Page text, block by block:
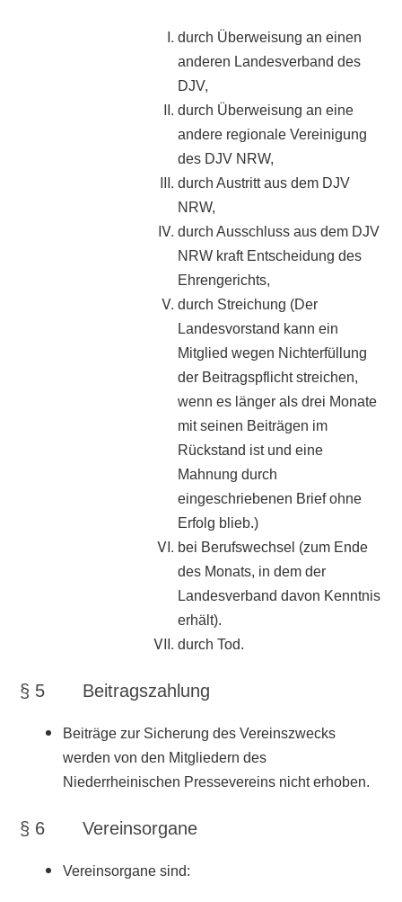
durch Überweisung an einen
anderen Landesverband des
DJV,
durch Überweisung an eine
andere regionale Vereinigung
des DJV NRW,
durch Austritt aus dem DJV
NRW,
durch Ausschluss aus dem DJV
NRW kraft Entscheidung des
Ehrengerichts,
durch Streichung (Der
Landesvorstand kann ein
Mitglied wegen Nichterfüllung
der Beitragspflicht streichen,
wenn es länger als drei Monate
mit seinen Beiträgen im
Rückstand ist und eine
Mahnung durch
eingeschriebenen Brief ohne
Erfolg blieb.)
bei Berufswechsel (zum Ende
des Monats, in dem der
Landesverband davon Kenntnis
erhält).
durch Tod.
§ 5 Beitragszahlung
Beiträge zur Sicherung des Vereinszwecks
werden von den Mitgliedern des
Niederrheinischen Pressevereins nicht erhoben.
§ 6 Vereinsorgane
Vereinsorgane sind: